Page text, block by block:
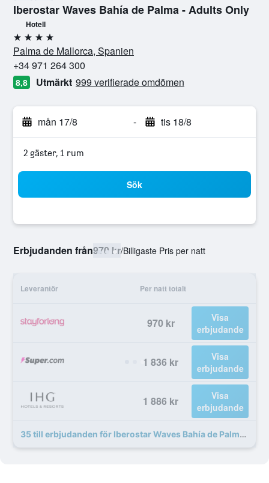
Iberostar Waves Bahía de Palma - Adults Only
Hotell
4 stjärnor
Palma de Mallorca, Spanien
+34 971 264 300
8,8 Utmärkt 999 verifierade omdömen
mån 17/8 - tis 18/8
2 gäster, 1 rum
Sök
Erbjudanden från970 kr/Billigaste Pris per natt
Leverantör Per natt totalt
970 kr
Visa
erbjudande
1 836 kr
Visa
erbjudande
1 886 kr
Visa
erbjudande
35 till erbjudanden för Iberostar Waves Bahía de Palma - Adults Only